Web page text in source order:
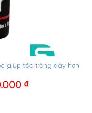
giúp tóc trông dày hơn
₫